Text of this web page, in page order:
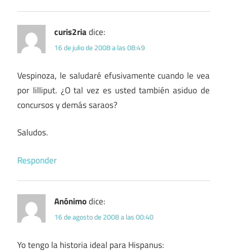
curis2riadice:
16 de julio de 2008 a las 08:49
Vespinoza, le saludaré efusivamente cuando le vea
por lilliput. ¿O tal vez es usted también asiduo de
concursos y demás saraos?
Saludos.
Responder
Anónimodice:
16 de agosto de 2008 a las 00:40
Yo tengo la historia ideal para Hispanus: